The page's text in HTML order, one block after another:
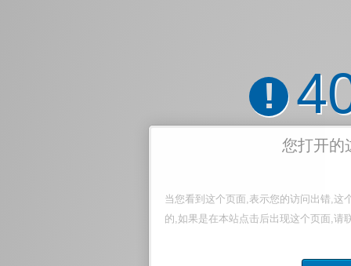
!
您打开的
当您看到这个页面,表示您的访问出错,这
的,如果是在本站点击后出现这个页面,请